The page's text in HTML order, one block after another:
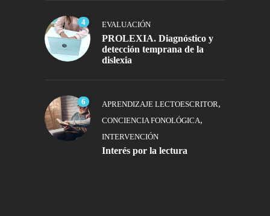
4 EVALUACIÓN
PROLEXIA. Diagnóstico y
detección temprana de la
dislexia
6 APRENDIZAJE LECTOESCRITOR,
CONCIENCIA FONOLÓGICA,
INTERVENCIÓN
Interés por la lectura